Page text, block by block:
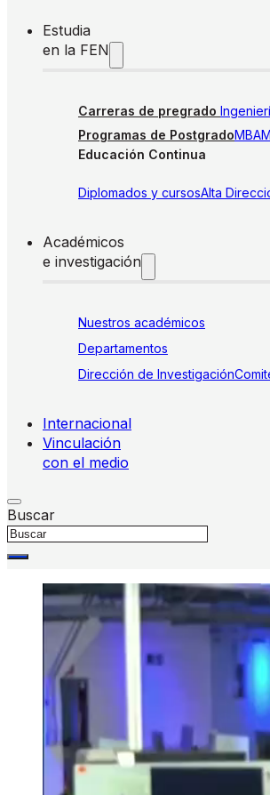
Estudia
en la FEN
Carreras de pregrado
Programas de PostgradoMBA
Educación Continua
Diplomados y cursosAlta
Académicos
e investigación
Nuestros académicos
Departamentos
Dirección de Investigación
Internacional
Vinculación
con el medio
Buscar